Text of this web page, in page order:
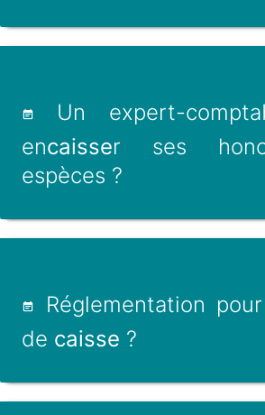
Un expert-
encaisser ses
espèces ?
Réglementation
de caisse ?